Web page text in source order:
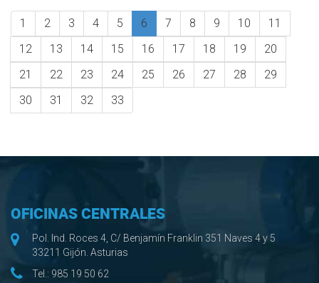
1 2 3 4 5 6 7 8 9 10
11
12
13 14 15 16 17 18 19
20
21
22 23 24 25 26 27 28
29
30
31 32 33
OFICINAS CENTRALES
Pol. Ind. Roces 4, C/ Benjamín Franklin 351 Naves 4 y 5
33211 Gijón. Asturias
Tel.: 985 19 50 62